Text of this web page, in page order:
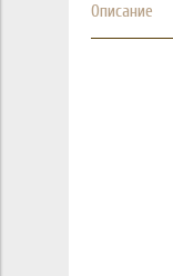
Описание